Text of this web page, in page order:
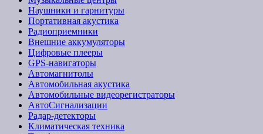
Наушники и гарнитуры
Портативная акустика
Радиоприемники
Внешние аккумуляторы
Цифровые плееры
GPS-навигаторы
Автомагнитолы
Автомобильная акустика
Автомобильные видеорегистраторы
АвтоСигнализации
Радар-детекторы
Климатическая техника